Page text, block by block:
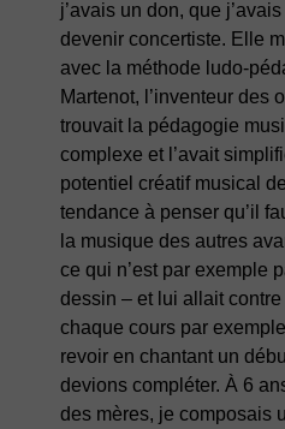
j’avais un don, que
devenir concertiste. Elle
avec la méthode ludo-
Martenot, l’inventeur des
trouvait la pédagogie
complexe et l’avait
potentiel créatif musical
tendance à penser qu’il
la musique des autres
ce qui n’est par exemple
dessin – et lui allait
chaque cours par
revoir en chantant un
devions compléter. À 6
des mères, je composais